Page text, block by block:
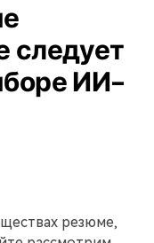
следует
ИИ-
резюме,